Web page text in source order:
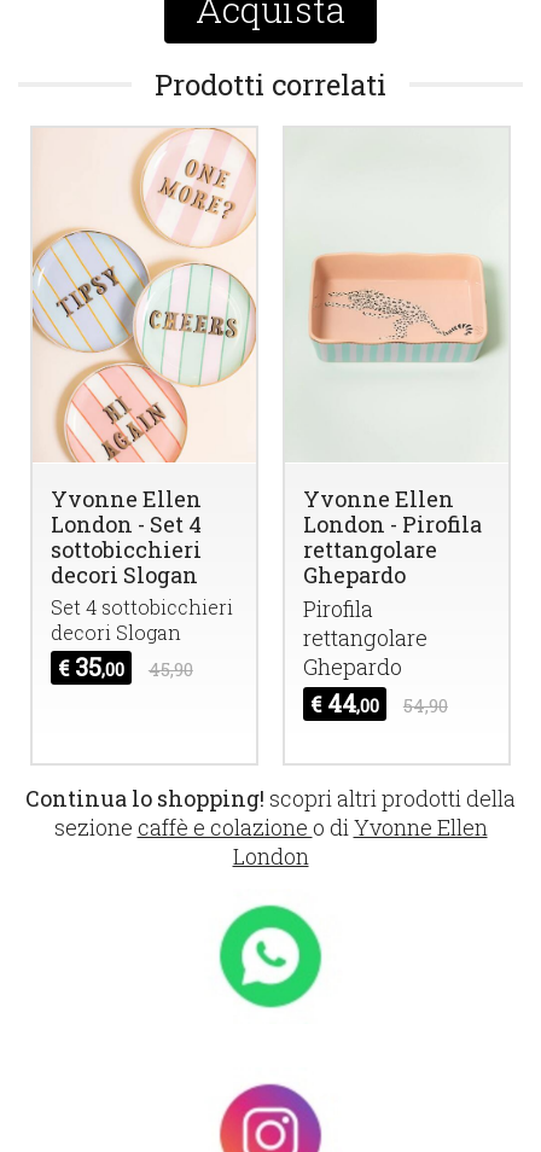
Prodotti correlati
Yvonne Ellen
London - Set 4
sottobicchieri
decori Slogan
Set 4 sottobicchieri
decori Slogan
€ 35,00 45,90
Yvonne Ellen
London - Pirofila
rettangolare
Ghepardo
Pirofila
rettangolare
Ghepardo
€ 44,00 54,90
Continua lo shopping! scopri altri prodotti della
sezione caffè e colazione o diYvonne Ellen
London